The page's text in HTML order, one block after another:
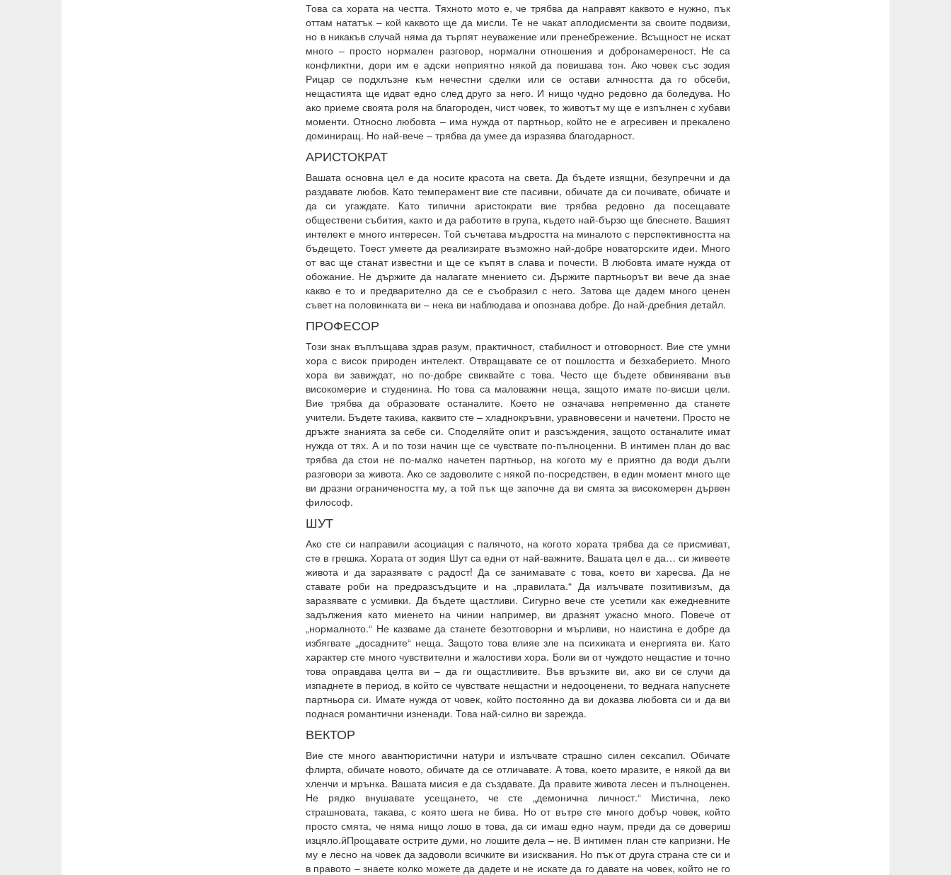
Това са хората на честта. Тяхното мото е, че трябва да направят каквото е нужно, пък
оттам нататък – кой каквото ще да мисли. Те не чакат аплодисменти за своите подвизи,
но в никакъв случай няма да търпят неуважение или пренебрежение. Всъщност не искат
много – просто нормален разговор, нормални отношения и добронамереност. Не са
конфликтни, дори им е адски неприятно някой да повишава тон. Ако човек със зодия
Рицар се подхлъзне към нечестни сделки или се остави алчността да го обсеби,
нещастията ще идват едно след друго за него. И нищо чудно редовно да боледува. Но
ако приеме своята роля на благороден, чист човек, то животът му ще е изпълнен с хубави
моменти. Относно любовта – има нужда от партньор, който не е агресивен и прекалено
доминиращ. Но най-вече – трябва да умее да изразява благодарност.
АРИСТОКРАТ
Вашата основна цел е да носите красота на света. Да бъдете изящни, безупречни и да
раздавате любов. Като темперамент вие сте пасивни, обичате да си почивате, обичате и
да си угаждате. Като типични аристократи вие трябва редовно да посещавате
обществени събития, както и да работите в група, където най-бързо ще блеснете. Вашият
интелект е много интересен. Той съчетава мъдростта на миналото с перспективността на
бъдещето. Тоест умеете да реализирате възможно най-добре новаторските идеи. Много
от вас ще станат известни и ще се къпят в слава и почести. В любовта имате нужда от
обожание. Не държите да налагате мнението си. Държите партньорът ви вече да знае
какво е то и предварително да се е съобразил с него. Затова ще дадем много ценен
съвет на половинката ви – нека ви наблюдава и опознава добре. До най-дребния детайл.
ПРОФЕСОР
Този знак въплъщава здрав разум, практичност, стабилност и отговорност. Вие сте умни
хора с висок природен интелект. Отвращавате се от пошлостта и безхаберието. Много
хора ви завиждат, но по-добре свиквайте с това. Често ще бъдете обвинявани във
високомерие и студенина. Но това са маловажни неща, защото имате по-висши цели.
Вие трябва да образовате останалите. Което не означава непременно да станете
учители. Бъдете такива, каквито сте – хладнокръвни, уравновесени и начетени. Просто не
дръжте знанията за себе си. Споделяйте опит и разсъждения, защото останалите имат
нужда от тях. А и по този начин ще се чувствате по-пълноценни. В интимен план до вас
трябва да стои не по-малко начетен партньор, на когото му е приятно да води дълги
разговори за живота. Ако се задоволите с някой по-посредствен, в един момент много ще
ви дразни ограничеността му, а той пък ще започне да ви смята за високомерен дървен
философ.
ШУТ
Ако сте си направили асоциация с палячото, на когото хората трябва да се присмиват,
сте в грешка. Хората от зодия Шут са едни от най-важните. Вашата цел е да… си живеете
живота и да заразявате с радост! Да се занимавате с това, което ви харесва. Да не
ставате роби на предразсъдъците и на „правилата.“ Да излъчвате позитивизъм, да
заразявате с усмивки. Да бъдете щастливи. Сигурно вече сте усетили как ежедневните
задължения като миенето на чинии например, ви дразнят ужасно много. Повече от
„нормалното.“ Не казваме да станете безотговорни и мърливи, но наистина е добре да
избягвате „досадните“ неща. Защото това влияе зле на психиката и енергията ви. Като
характер сте много чувствителни и жалостиви хора. Боли ви от чуждото нещастие и точно
това оправдава целта ви – да ги ощастливите. Във връзките ви, ако ви се случи да
изпаднете в период, в който се чувствате нещастни и недооценени, то веднага напуснете
партньора си. Имате нужда от човек, който постоянно да ви доказва любовта си и да ви
поднася романтични изненади. Това най-силно ви зарежда.
ВЕКТОР
Вие сте много авантюристични натури и излъчвате страшно силен сексапил. Обичате
флирта, обичате новото, обичате да се отличавате. А това, което мразите, е някой да ви
хленчи и мрънка. Вашата мисия е да създавате. Да правите живота лесен и пълноценен.
Не рядко внушавате усещането, че сте „демонична личност.“ Мистична, леко
страшновата, такава, с която шега не бива. Но от вътре сте много добър човек, който
просто смята, че няма нищо лошо в това, да си имаш едно наум, преди да се довериш
изцяло.йПрощавате острите думи, но лошите дела – не. В интимен план сте капризни. Не
му е лесно на човек да задоволи всичките ви изисквания. Но пък от друга страна сте си и
в правото – знаете колко можете да дадете и не искате да го давате на човек, който не го